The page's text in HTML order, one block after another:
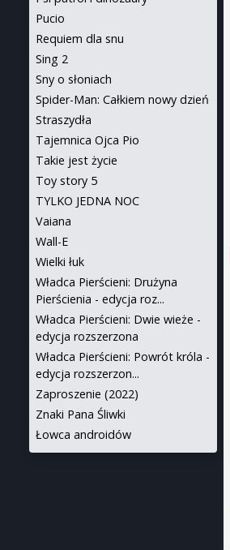
Pucio
Requiem dla snu
Sing 2
Sny o słoniach
Spider-Man: Całkiem nowy dzień
Straszydła
Tajemnica Ojca Pio
Takie jest życie
Toy story 5
TYLKO JEDNA NOC
Vaiana
Wall-E
Wielki łuk
Władca Pierścieni: Drużyna
Pierścienia - edycja roz...
Władca Pierścieni: Dwie wieże -
edycja rozszerzona
Władca Pierścieni: Powrót króla -
edycja rozszerzon...
Zaproszenie (2022)
Znaki Pana Śliwki
Łowca androidów